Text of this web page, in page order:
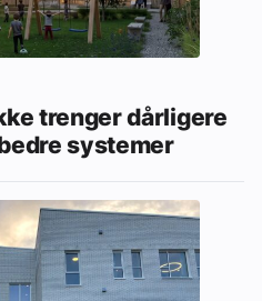
trenger dårligere
systemer